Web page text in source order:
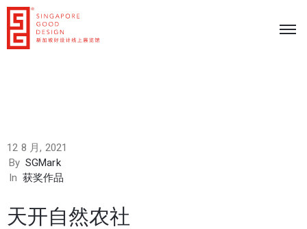
12 8 月, 2021
By SGMark
In 获奖作品
天开自然农社